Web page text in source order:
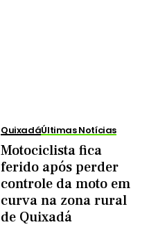
QuixadáÚltimas Notícias
Motociclista fica
ferido após perder
controle da moto em
curva na zona rural
de Quixadá